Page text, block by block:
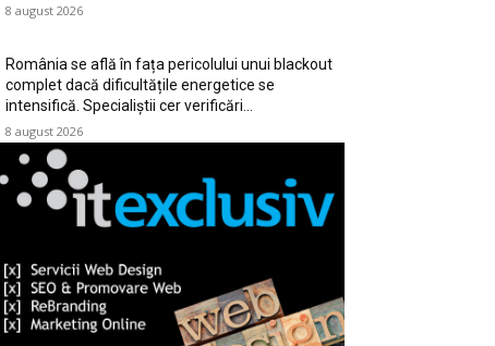
8 august 2026
România se află în fața pericolului unui blackout
complet dacă dificultățile energetice se
intensifică. Specialiștii cer verificări…
8 august 2026